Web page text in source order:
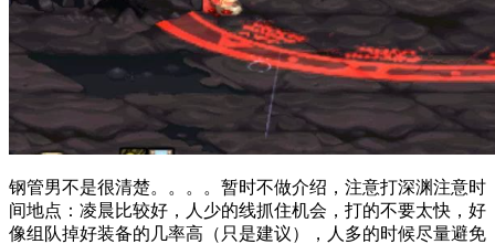
钢管男不是很清楚。。。。暂时不做介绍，注意打深渊注意时
间地点：凌晨比较好，人少的线抓住机会，打的不要太快，好
像组队掉好装备的几率高（只是建议），人多的时候尽量避免